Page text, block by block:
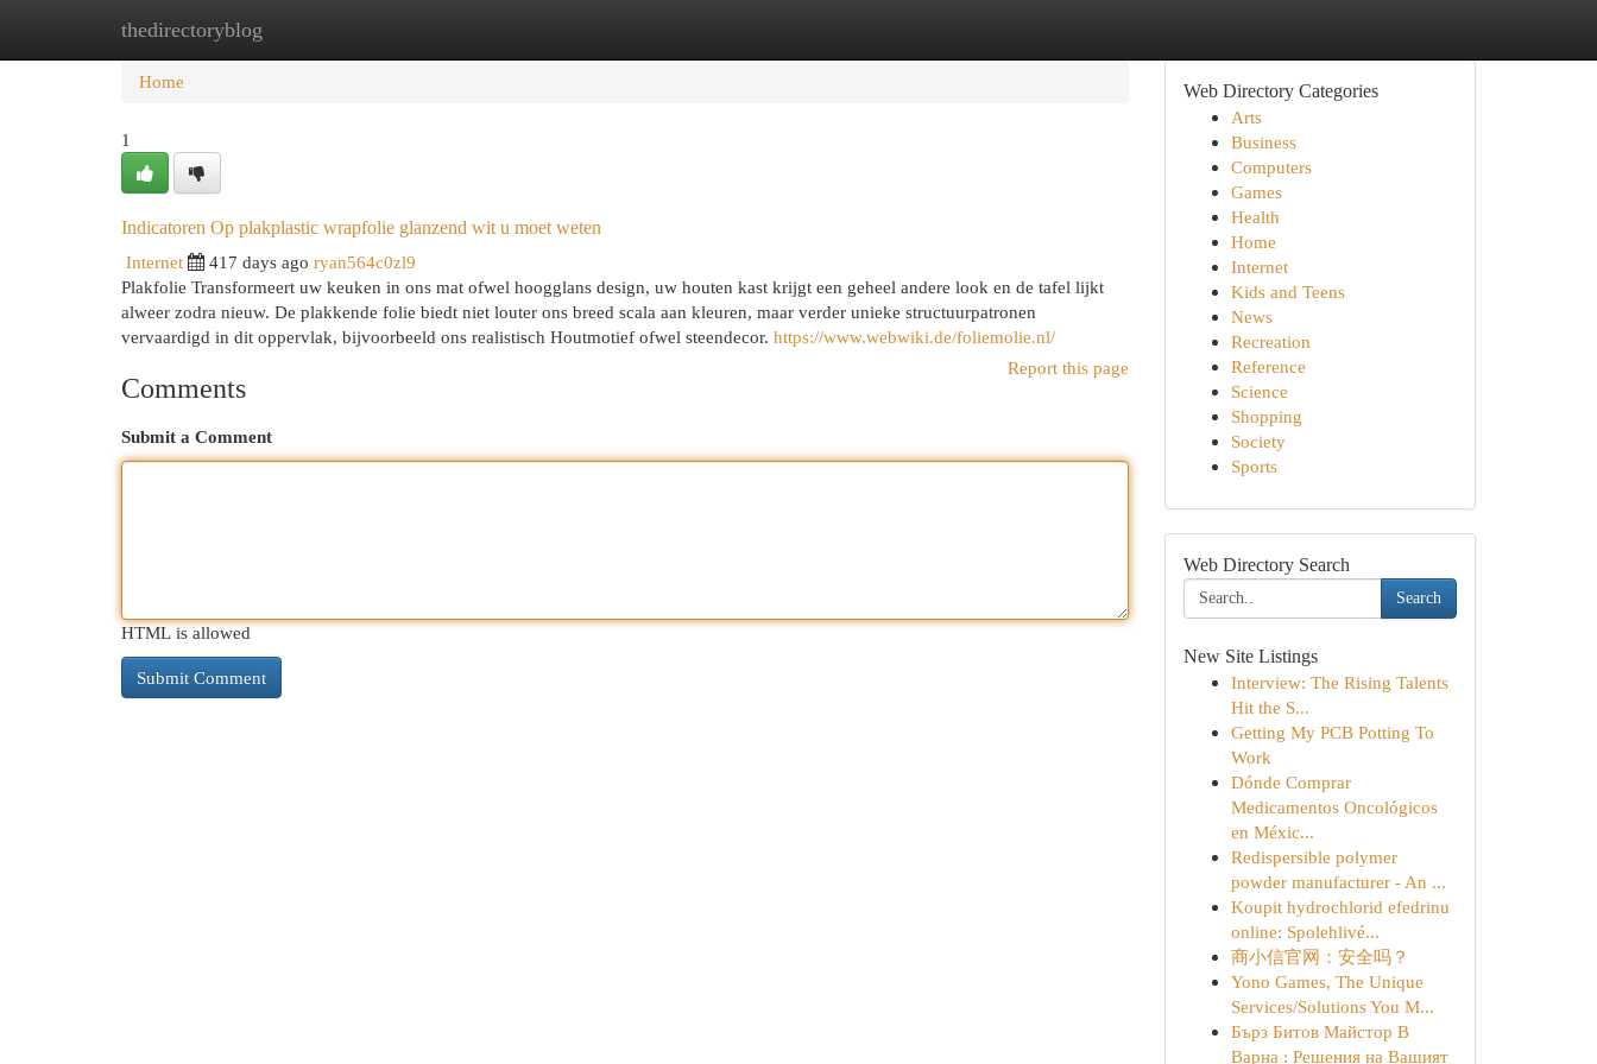
thedirectoryblog
Home New Site Listings
Home
1
Indicatoren Op plakplastic wrapfolie glanzend wit u moet weten
Internet
417 days ago ryan564c0zl9
Plakfolie Transformeert uw keuken in ons mat ofwel hoogglans design, uw houten kast krijgt een geheel andere look en de tafel lijkt
alweer zodra nieuw. De plakkende folie biedt niet louter ons breed scala aan kleuren, maar verder unieke structuurpatronen
vervaardigd in dit oppervlak, bijvoorbeeld ons realistisch Houtmotief ofwel steendecor. https://www.webwiki.de/foliemolie.nl/
Report this page
Comments
Submit a Comment
HTML is allowed
Web Directory Categories
Arts
Business
Computers
Games
Health
Home
Internet
Kids and Teens
News
Recreation
Reference
Science
Shopping
Society
Sports
Web Directory Search
Search
New Site Listings
Interview: The Rising Talents
Hit the S...
Getting My PCB Potting To
Work
Dónde Comprar
Medicamentos Oncológicos
en Méxic...
Redispersible polymer
powder manufacturer - An ...
Koupit hydrochlorid efedrinu
online: Spolehlivé...
商小信官网：安全吗？
Yono Games, The Unique
Services/Solutions You M...
Бърз Битов Майстор В
Варна : Решения на Вашият